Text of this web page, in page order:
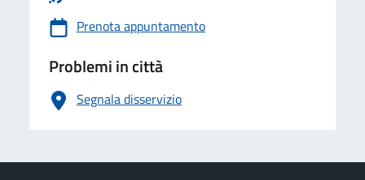
Prenota appuntamento
Problemi in città
Segnala disservizio